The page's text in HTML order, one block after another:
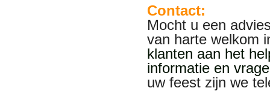
Contact:
Mocht u een
van harte welkom
klanten aan het
informatie en
uw feest zijn we